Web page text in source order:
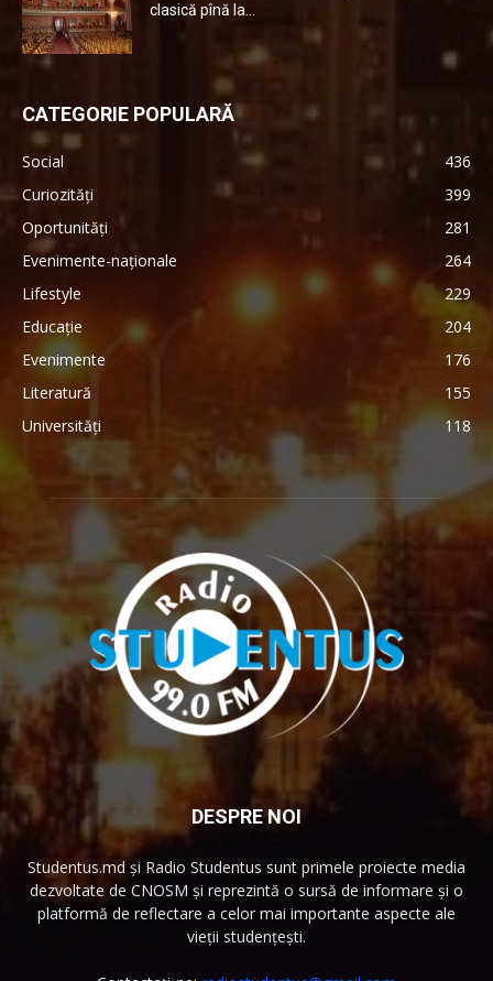
clasică pînă la...
CATEGORIE POPULARĂ
Social
436
Curiozități
399
Oportunități
281
Evenimente-naționale
264
Lifestyle
229
Educație
204
Evenimente
176
Literatură
155
Universități
118
DESPRE NOI
Studentus.md și Radio Studentus sunt primele proiecte media
dezvoltate de CNOSM și reprezintă o sursă de informare și o
platformă de reflectare a celor mai importante aspecte ale
vieții studențești.